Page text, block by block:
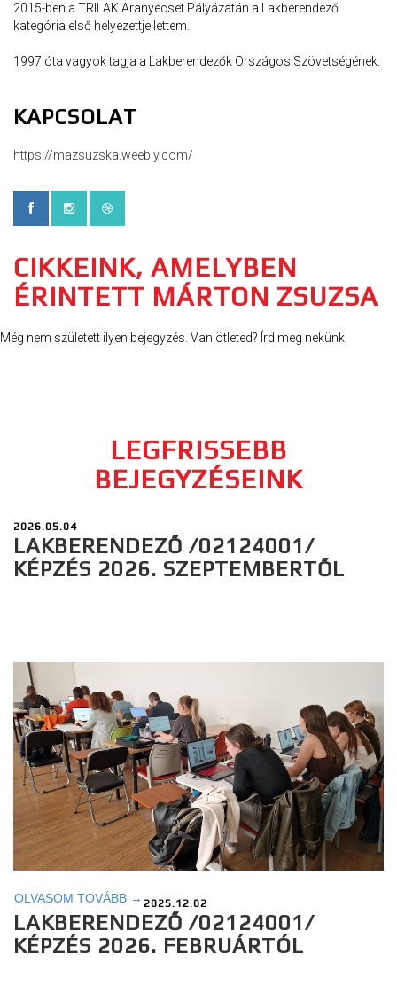
2015-ben a TRILAK Aranyecset Pályázatán a Lakberendező
kategória első helyezettje lettem.
1997 óta vagyok tagja a Lakberendezők Országos Szövetségének.
KAPCSOLAT
https://mazsuzska.weebly.com/
CIKKEINK, AMELYBEN
ÉRINTETT MÁRTON ZSUZSA
Még nem született ilyen bejegyzés. Van ötleted? Írd meg nekünk!
LEGFRISSEBB
BEJEGYZÉSEINK
2026.05.04
LAKBERENDEZŐ /02124001/
KÉPZÉS 2026. SZEPTEMBERTŐL
OLVASOM TOVÁBB → 2025.12.02
LAKBERENDEZŐ /02124001/
KÉPZÉS 2026. FEBRUÁRTÓL